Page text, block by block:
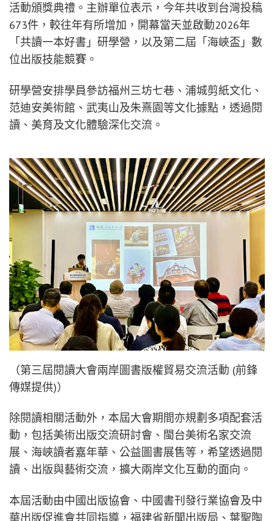
活動頒獎典禮。主辦單位表示，今年共收到台灣投稿
673件，較往年有所增加，開幕當天並啟動2026年
「共讀一本好書」研學營，以及第二屆「海峽盃」數
位出版技能競賽。
研學營安排學員參訪福州三坊七巷、浦城剪紙文化、
范迪安美術館、武夷山及朱熹園等文化據點，透過閱
讀、美育及文化體驗深化交流。
（第三屆閱讀大會兩岸圖書版權貿易交流活動 (前鋒
傳媒提供)）
除閱讀相關活動外，本屆大會期間亦規劃多項配套活
動，包括美術出版交流研討會、閩台美術名家交流
展、海峽讀者嘉年華、公益圖書展售等，希望透過閱
讀、出版與藝術交流，擴大兩岸文化互動的面向。
本屆活動由中國出版協會、中國書刊發行業協會及中
華出版促進會共同指導，福建省新聞出版局、葉聖陶